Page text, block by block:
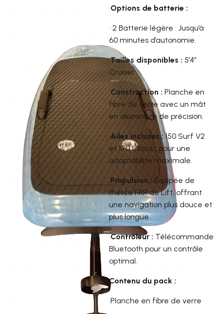
•Options de batterie :
• 2 Batterie légère : Jusqu’à
60 minutes d’autonomie.
•Tailles disponibles : 5’4”
Cruiser.
•Construction : Planche en
fibre de verre avec un mât
en aluminium de précision.
•Ailes incluses :150 Surf V2
et 170 Classic pour une
adaptabilité maximale.
•Propulsion : Équipée de
l’hélice FRP de Lift, offrant
une navigation plus douce et
plus longue.
•Contrôleur : Télécommande
Bluetooth pour un contrôle
optimal.
Contenu du pack :
•Planche en fibre de verre